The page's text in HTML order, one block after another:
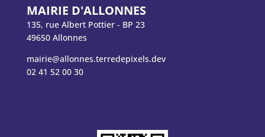
MAIRIE D'ALLONNES
135, rue Albert Pottier - BP 23
49650 Allonnes
mairie@allonnes.terredepixels.dev
02 41 52 00 30